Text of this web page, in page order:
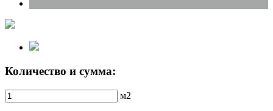
Количество и сумма:
м2